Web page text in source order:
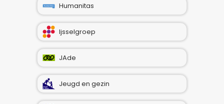
Humanitas
Ijsselgroep
JAde
Jeugd en gezin